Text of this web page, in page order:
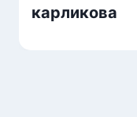
карликова